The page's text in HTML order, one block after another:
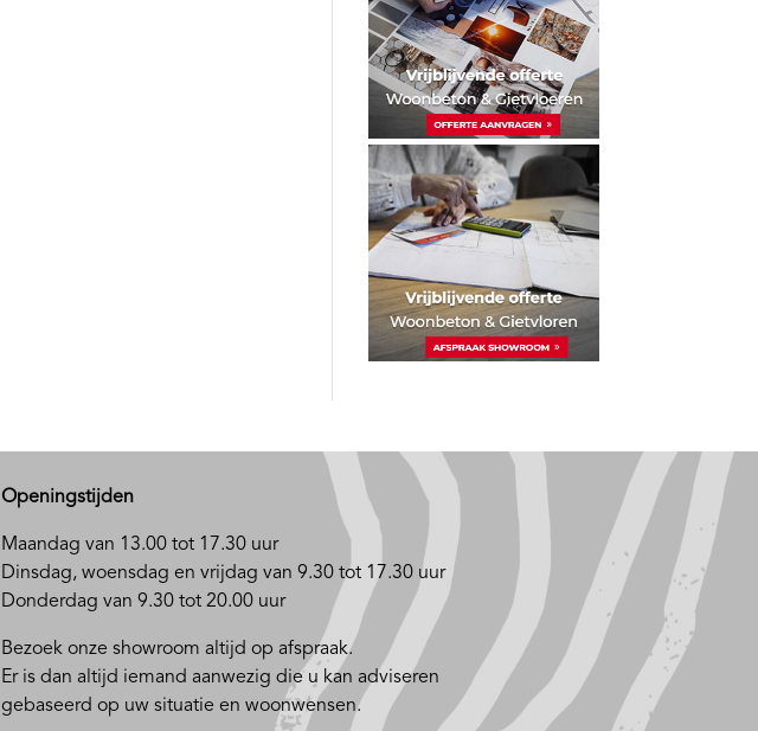
Openingstijden
Maandag van 13.00 tot 17.30 uur
Dinsdag, woensdag en vrijdag van 9.30 tot 17.30 uur
Donderdag van 9.30 tot 20.00 uur
Bezoek onze showroom altijd op afspraak.
Er is dan altijd iemand aanwezig die u kan adviseren
gebaseerd op uw situatie en woonwensen.